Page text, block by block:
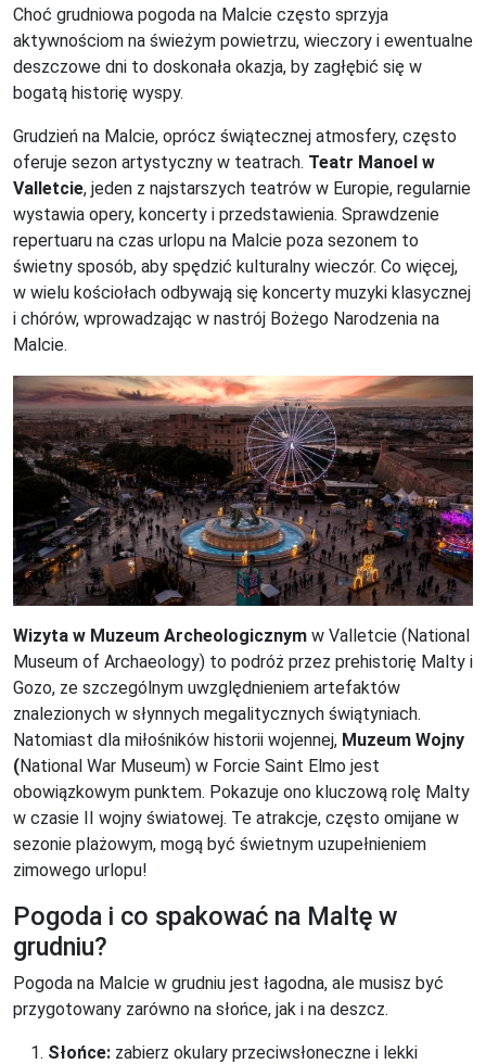
Choć grudniowa pogoda na Malcie często sprzyja
aktywnościom na świeżym powietrzu, wieczory i ewentualne
deszczowe dni to doskonała okazja, by zagłębić się w
bogatą historię wyspy.
Grudzień na Malcie, oprócz świątecznej atmosfery, często
oferuje sezon artystyczny w teatrach. Teatr Manoel w
Valletcie, jeden z najstarszych teatrów w Europie, regularnie
wystawia opery, koncerty i przedstawienia. Sprawdzenie
repertuaru na czas urlopu na Malcie poza sezonem to
świetny sposób, aby spędzić kulturalny wieczór. Co więcej,
w wielu kościołach odbywają się koncerty muzyki klasycznej
i chórów, wprowadzając w nastrój Bożego Narodzenia na
Malcie.
Wizyta w Muzeum Archeologicznym w Valletcie (National
Museum of Archaeology) to podróż przez prehistorię Malty i
Gozo, ze szczególnym uwzględnieniem artefaktów
znalezionych w słynnych megalitycznych świątyniach.
Natomiast dla miłośników historii wojennej, Muzeum Wojny
(National War Museum) w Forcie Saint Elmo jest
obowiązkowym punktem. Pokazuje ono kluczową rolę Malty
w czasie II wojny światowej. Te atrakcje, często omijane w
sezonie plażowym, mogą być świetnym uzupełnieniem
zimowego urlopu!
Pogoda i co spakować na Maltę w
grudniu?
Pogoda na Malcie w grudniu jest łagodna, ale musisz być
przygotowany zarówno na słońce, jak i na deszcz.
Słońce: zabierz okulary przeciwsłoneczne i lekki